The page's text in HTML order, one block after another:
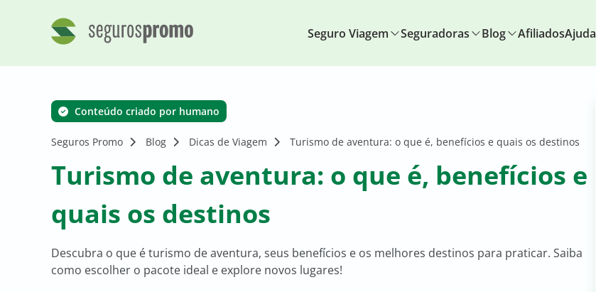
Seguro Viagem Seguradoras Blog AfiliadosAjuda
Conteúdo criado por humano
Seguros Promo Blog Dicas de Viagem Turismo de aventura: o que é, benefícios e quais os destinos
Turismo de aventura: o que é, benefícios e
quais os destinos
Descubra o que é turismo de aventura, seus benefícios e os melhores destinos para praticar. Saiba
como escolher o pacote ideal e explore novos lugares!